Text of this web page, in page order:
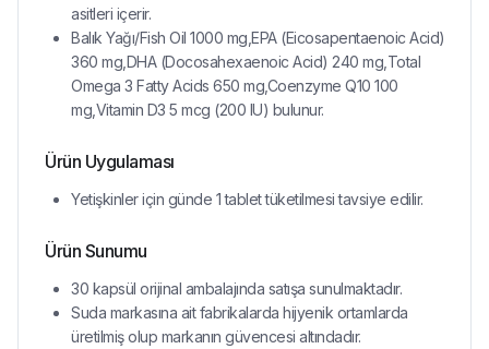
asitleri içerir.
Balık Yağı/Fish Oil 1000 mg,EPA (Eicosapentaenoic Acid)
360 mg,DHA (Docosahexaenoic Acid) 240 mg,Total
Omega 3 Fatty Acids 650 mg,Coenzyme Q10 100
mg,Vitamin D3 5 mcg (200 IU) bulunur.
Ürün Uygulaması
Yetişkinler için günde 1 tablet tüketilmesi tavsiye edilir.
Ürün Sunumu
30 kapsül orijinal ambalajında satışa sunulmaktadır.
Suda markasına ait fabrikalarda hijyenik ortamlarda
üretilmiş olup markanın güvencesi altındadır.